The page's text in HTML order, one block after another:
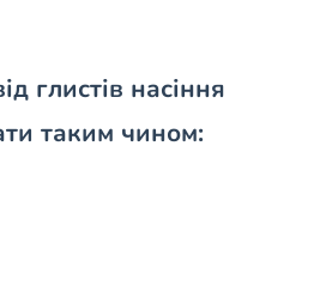
глистів насіння
таким чином: